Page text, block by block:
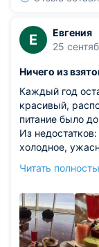
Е
Евгения
25
Ничего из
Каждый год
красивый,
питание было
Из
холодное,
свежести.
Читать